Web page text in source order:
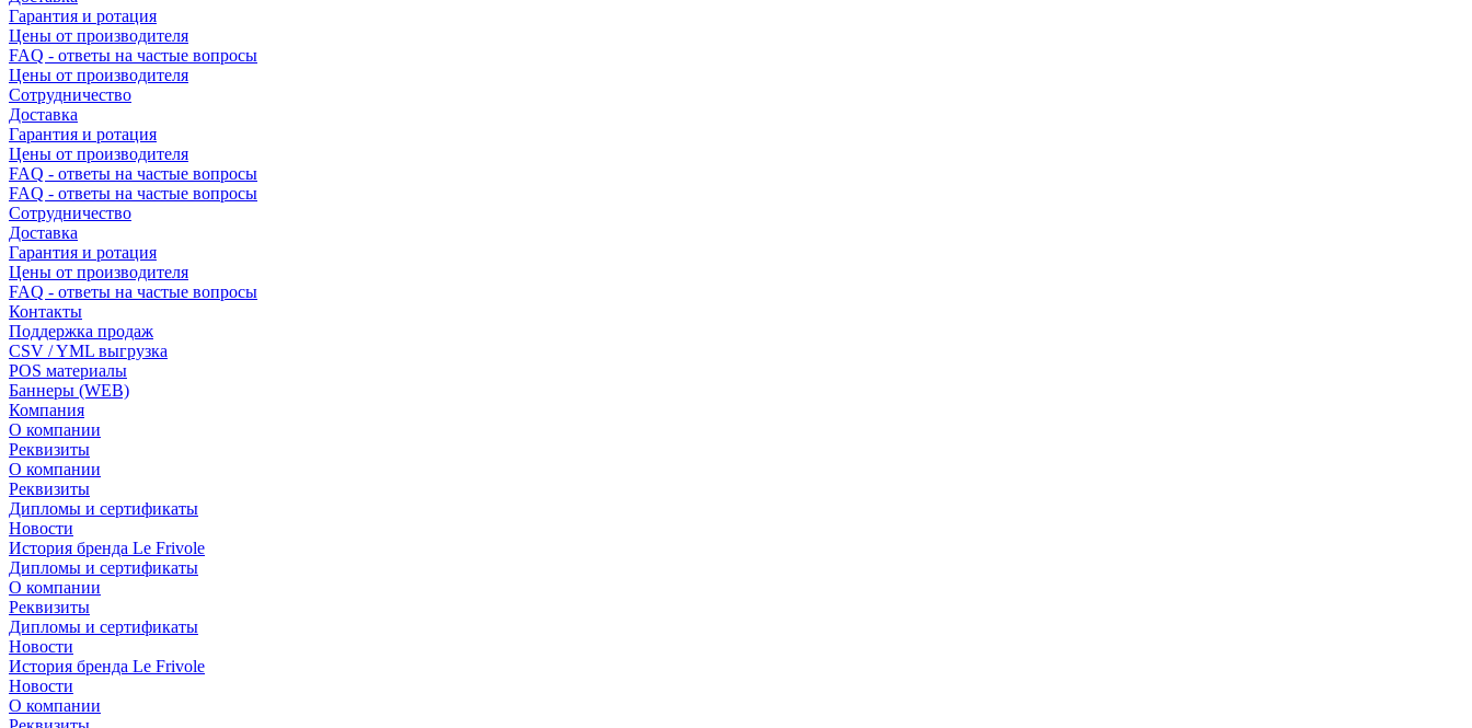
Гарантия и ротация
Цены от производителя
FAQ - ответы на частые вопросы
Цены от производителя
Сотрудничество
Доставка
Гарантия и ротация
Цены от производителя
FAQ - ответы на частые вопросы
FAQ - ответы на частые вопросы
Сотрудничество
Доставка
Гарантия и ротация
Цены от производителя
FAQ - ответы на частые вопросы
Контакты
Поддержка продаж
CSV / YML выгрузка
POS материалы
Баннеры (WEB)
Компания
О компании
Реквизиты
О компании
Реквизиты
Дипломы и сертификаты
Новости
История бренда Le Frivole
Дипломы и сертификаты
О компании
Реквизиты
Дипломы и сертификаты
Новости
История бренда Le Frivole
Новости
О компании